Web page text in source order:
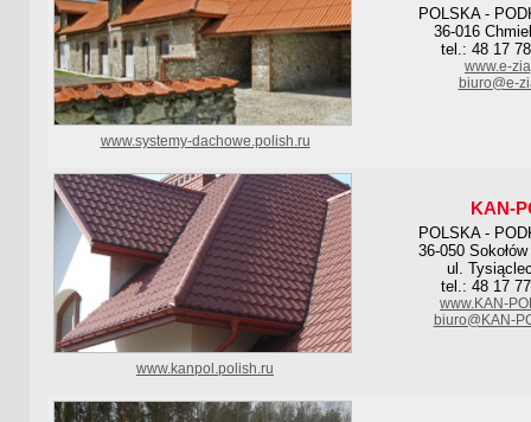
POLSKA -
36-016
tel.: 48 17
www.e-
biuro@e-
www.systemy-dachowe.polish.ru
KAN-
POLSKA -
36-050
ul.
tel.: 48 17
www.KAN-
biuro@KAN-
www.kanpol.polish.ru